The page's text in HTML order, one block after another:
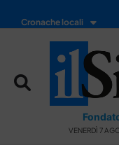
Cronache locali
VENERDÌ 7